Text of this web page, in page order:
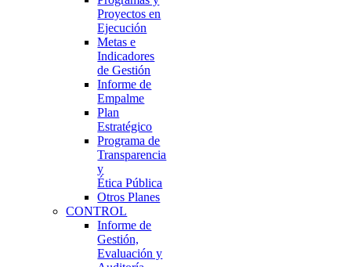
Proyectos en
Ejecución
Metas e
Indicadores
de Gestión
Informe de
Empalme
Plan
Estratégico
Programa de
Transparencia
y
Ética Pública
Otros Planes
CONTROL
Informe de
Gestión,
Evaluación y